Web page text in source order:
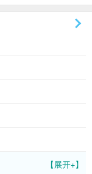
【展开+】